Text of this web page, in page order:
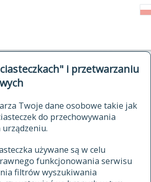
i przetwarzaniu
Twoje dane osobowe takie jak
do przechowywania
używane są w celu
funkcjonowania serwisu
filtrów wyszukiwania
SŁOWNIK
POLSKIEGO
XVIII WIEKU